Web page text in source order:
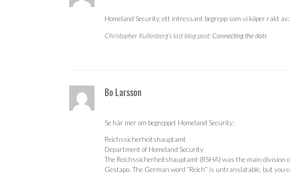
Homeland Security, ett intressant begrepp som vi köper rakt av:
Christopher Kullenberg’s last blog post: Connecting the dots
Bo Larsson
Se här mer om begreppet Homeland Security:
Reichssicherheitshauptamt
Department of Homeland Security
The Reichssicherheitshauptamt (RSHA) was the main division
Gestapo. The German word “Reich” is untranslatable, but you